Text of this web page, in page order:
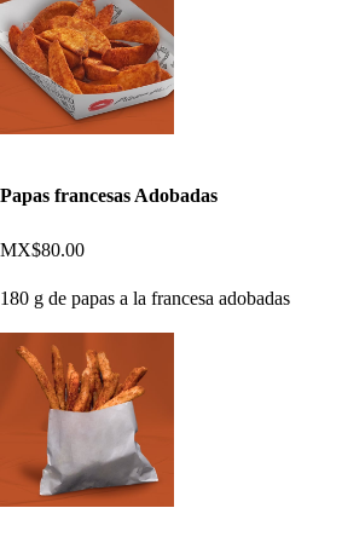
Papas francesas Adobadas
MX$80.00
180 g de papas a la francesa adobadas